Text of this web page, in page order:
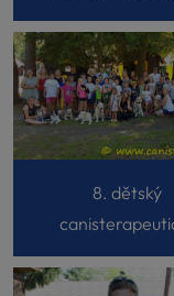
8. dětský